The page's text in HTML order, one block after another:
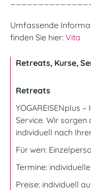
Umfassende
finden Sie hier: Vita
Retreats, Kurse,
Retreats
YOGAREISENplus –
Service. Wir
individuell nach
Für wen:
Termine:
Preise: individuell